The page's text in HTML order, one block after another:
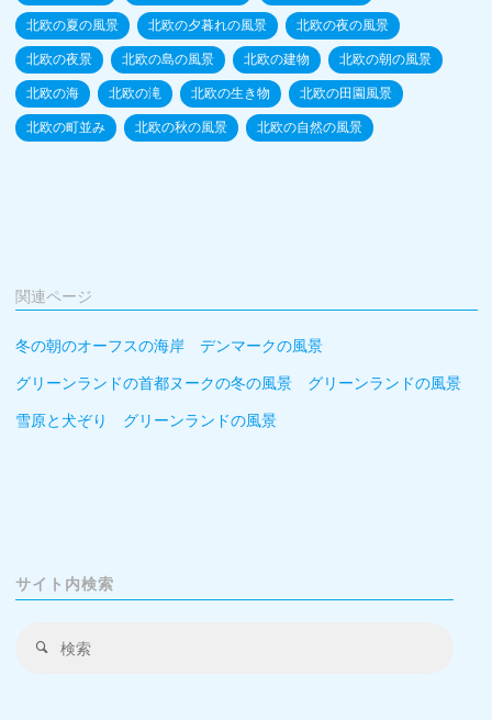
北欧の夏の風景 北欧の夕暮れの風景 北欧の夜の風景
北欧の夜景 北欧の島の風景 北欧の建物 北欧の朝の風景
北欧の海 北欧の滝 北欧の生き物 北欧の田園風景
北欧の町並み 北欧の秋の風景 北欧の自然の風景
関連ページ
冬の朝のオーフスの海岸 デンマークの風景
グリーンランドの首都ヌークの冬の風景 グリーンランドの風景
雪原と犬ぞり グリーンランドの風景
サイト内検索
検